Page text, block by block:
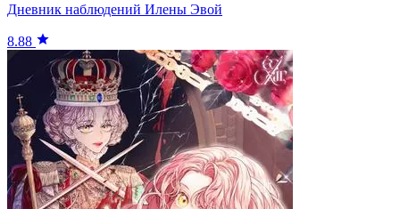
Дневник наблюдений Илены Эвой
8.88